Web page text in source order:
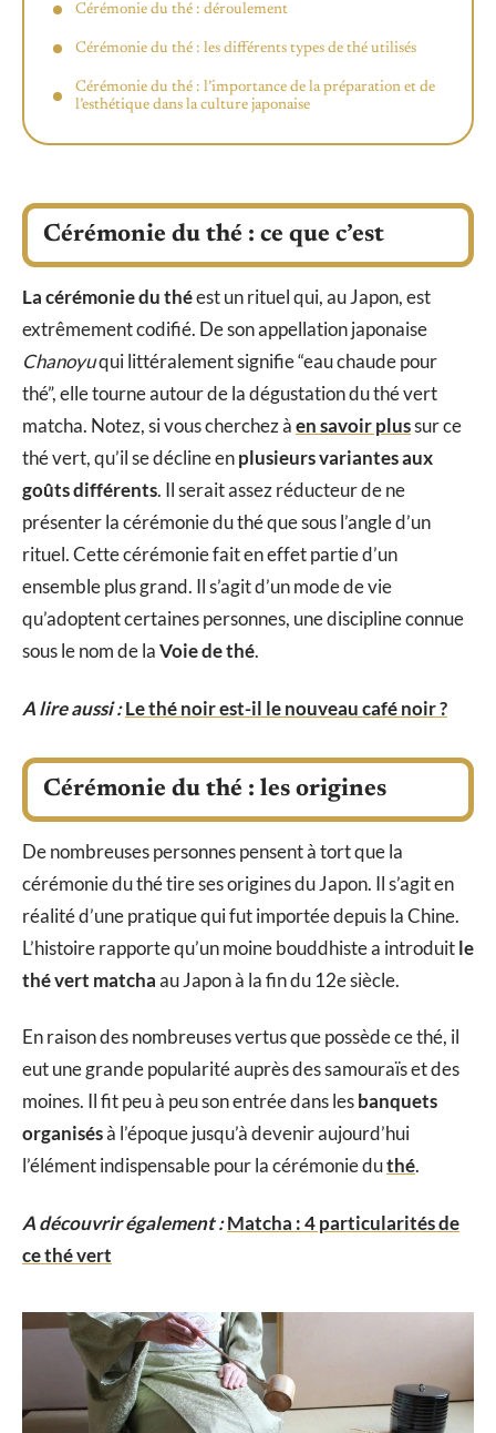
Cérémonie du thé : déroulement
Cérémonie du thé : les différents types de thé utilisés
Cérémonie du thé : l’importance de la préparation et de
l’esthétique dans la culture japonaise
Cérémonie du thé : ce que c’est
La cérémonie du théest un rituel qui, au Japon, est
extrêmement codifié. De son appellation japonaise
Chanoyuqui littéralement signifie “eau chaude pour
thé”, elle tourne autour de la dégustation du thé vert
matcha. Notez, si vous cherchez àen savoir plussur ce
thé vert, qu’il se décline enplusieurs variantes aux
goûts différents. Il serait assez réducteur de ne
présenter la cérémonie du thé que sous l’angle d’un
rituel. Cette cérémonie fait en effet partie d’un
ensemble plus grand. Il s’agit d’un mode de vie
qu’adoptent certaines personnes, une discipline connue
sous le nom de laVoie de thé.
A lire aussi :Le thé noir est-il le nouveau café noir ?
Cérémonie du thé : les origines
De nombreuses personnes pensent à tort que la
cérémonie du thé tire ses origines du Japon. Il s’agit en
réalité d’une pratique qui fut importée depuis la Chine.
L’histoire rapporte qu’un moine bouddhiste a introduitle
thé vert matchaau Japon à la fin du 12e siècle.
En raison des nombreuses vertus que possède ce thé, il
eut une grande popularité auprès des samouraïs et des
moines. Il fit peu à peu son entrée dans lesbanquets
organisésà l’époque jusqu’à devenir aujourd’hui
l’élément indispensable pour la cérémonie duthé.
A découvrir également :Matcha : 4 particularités de
ce thé vert